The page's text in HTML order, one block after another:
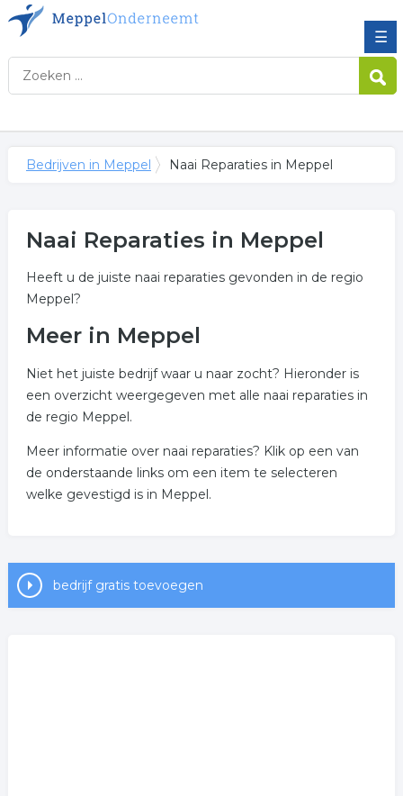
☰
Bedrijven in Meppel Naai Reparaties in Meppel
Naai Reparaties in Meppel
Heeft u de juiste naai reparaties gevonden in de regio
Meppel?
Meer in Meppel
Niet het juiste bedrijf waar u naar zocht? Hieronder is
een overzicht weergegeven met alle naai reparaties in
de regio Meppel.
Meer informatie over naai reparaties? Klik op een van
de onderstaande links om een item te selecteren
welke gevestigd is in Meppel.
bedrijf gratis toevoegen